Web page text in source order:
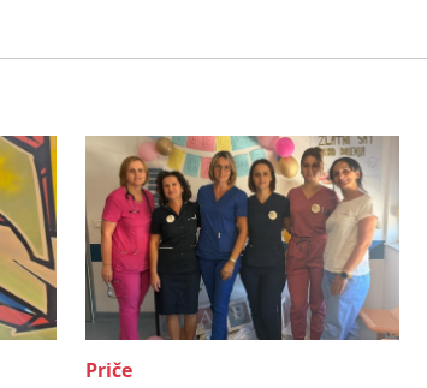
Priče